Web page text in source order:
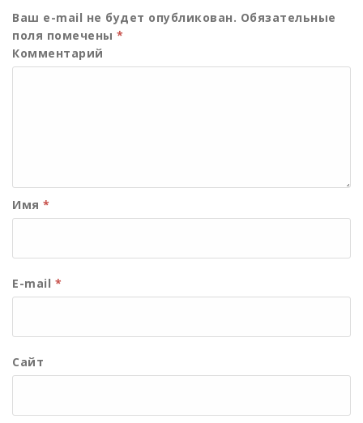
Ваш e-mail не будет опубликован. Обязательные
поля помечены *
Комментарий
Имя *
E-mail *
Сайт